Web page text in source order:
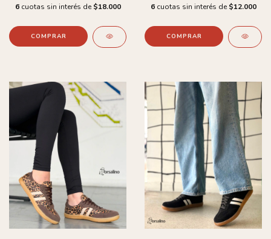
6 cuotas sin interés de $18.000
COMPRAR
6 cuotas sin interés de $12.000
COMPRAR